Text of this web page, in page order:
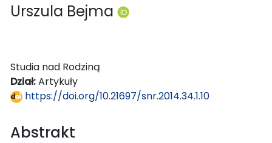
Urszula Bejma
Studia nad Rodziną
Dział:Artykuły
https://doi.org/10.21697/snr.2014.34.1.10
Abstrakt